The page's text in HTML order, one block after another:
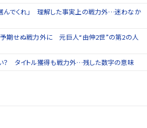
んでくれ」 理解した事実上の戦力外…迷わなか
予期せぬ戦力外に 元巨人“由伸2世”の第2の人
？ タイトル獲得も戦力外…残した数字の意味